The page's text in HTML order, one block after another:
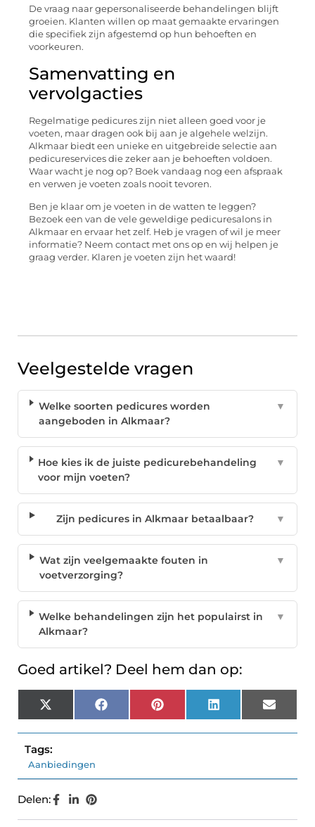
De vraag naar gepersonaliseerde behandelingen blijft
groeien. Klanten willen op maat gemaakte ervaringen
die specifiek zijn afgestemd op hun behoeften en
voorkeuren.
Samenvatting en
vervolgacties
Regelmatige pedicures zijn niet alleen goed voor je
voeten, maar dragen ook bij aan je algehele welzijn.
Alkmaar biedt een unieke en uitgebreide selectie aan
pedicureservices die zeker aan je behoeften voldoen.
Waar wacht je nog op? Boek vandaag nog een afspraak
en verwen je voeten zoals nooit tevoren.
Ben je klaar om je voeten in de watten te leggen?
Bezoek een van de vele geweldige pedicuresalons in
Alkmaar en ervaar het zelf. Heb je vragen of wil je meer
informatie? Neem contact met ons op en wij helpen je
graag verder. Klaren je voeten zijn het waard!
Veelgestelde vragen
Welke soorten pedicures worden
aangeboden in Alkmaar?
▼
Hoe kies ik de juiste pedicurebehandeling
voor mijn voeten?
▼
Zijn pedicures in Alkmaar betaalbaar? ▼
Wat zijn veelgemaakte fouten in
voetverzorging?
▼
Welke behandelingen zijn het populairst in
Alkmaar?
▼
Goed artikel? Deel hem dan op:
X
(Twitter)
Facebook Pinterest LinkedIn Email
Tags:
Aanbiedingen
Delen: